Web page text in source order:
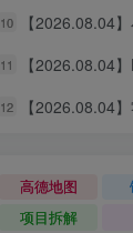
10 【2026.08.04】小红书卖定制小
11 【2026.08.04】Higgsfield 2.0实
12 【2026.08.04】零基础玩转虚拟资
高德地图
项目拆解
4 【2026.08.05】Higgsfield SD
5 【2026.08.05】中
6 【2026.08.05】原生家庭普通，
【2026.08.05】Codex自动化剪辑实战